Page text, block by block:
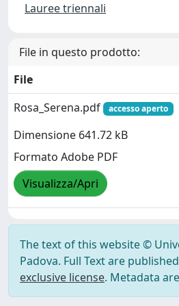
Lauree triennali
File in questo prodotto:
File
Rosa_Serena.pdf
accesso aperto
Dimensione 641.72 kB
Formato Adobe PDF
Visualizza/Apri
The text of this website ©
Padova. Full Text are
exclusive license. Metadata